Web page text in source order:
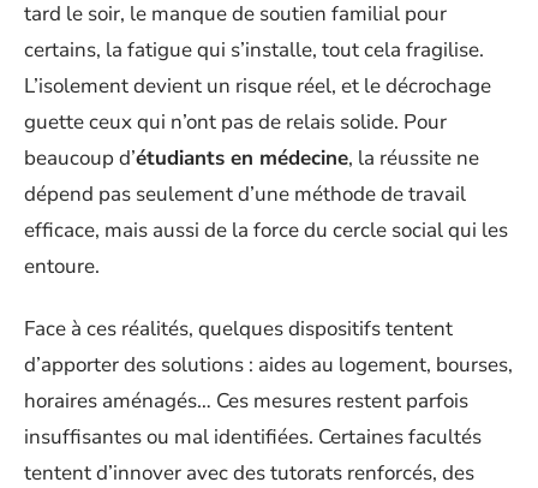
tard le soir, le manque de soutien familial pour
certains, la fatigue qui s’installe, tout cela fragilise.
L’isolement devient un risque réel, et le décrochage
guette ceux qui n’ont pas de relais solide. Pour
beaucoup d’étudiants en médecine, la réussite ne
dépend pas seulement d’une méthode de travail
efficace, mais aussi de la force du cercle social qui les
entoure.
Face à ces réalités, quelques dispositifs tentent
d’apporter des solutions : aides au logement, bourses,
horaires aménagés… Ces mesures restent parfois
insuffisantes ou mal identifiées. Certaines facultés
tentent d’innover avec des tutorats renforcés, des